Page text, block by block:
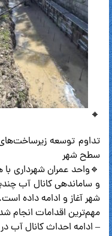
🔸
تداوم توسعه
سطح شهر
🔹واحد عمران شهرداری
و ساماندهی کانال آب
شهر آغاز و ادامه داده است.
مهم‌ترین اقدامات انجام
– ادامه احداث کانال آب